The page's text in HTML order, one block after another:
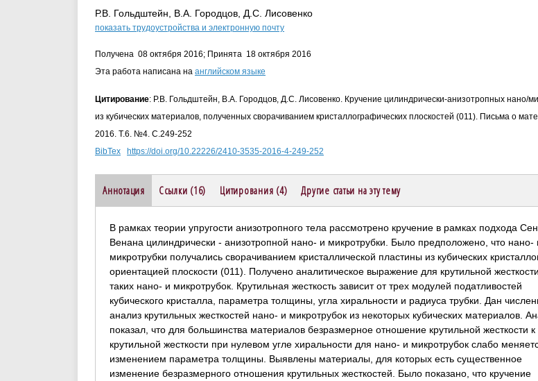
Р.В. Гольдштейн, В.А. Городцов, Д.С. Лисовенко
показать трудоустройства и электронную почту
Получена 08 октября 2016; Принята 18 октября 2016
Эта работа написана на английском языке
Цитирование: Р.В. Гольдштейн, В.А. Городцов, Д.С. Лисовенко. Кручение цилиндрически-анизотропных нано/
из кубических материалов, полученных сворачиванием кристаллографических плоскостей (011). Письма о
2016. Т.6. №4. С.249-252
BibTex
https://doi.org/10.22226/2410-3535-2016-4-249-252
Аннотация Ссылки (16) Цитирования (4) Другие статьи на эту тему
В рамках теории упругости анизотропного тела рассмотрено кручение в рамках подхода
Венана цилиндрически - анизотропной нано- и микротрубки. Было предположено, что нано-
микротрубки получались сворачиванием кристаллической пластины из кубических
ориентацией плоскости (011). Получено аналитическое выражение для крутильной
таких нано- и микротрубок. Крутильная жесткость зависит от трех модулей податливостей
кубического кристалла, параметра толщины, угла хиральности и радиуса трубки. Дан
анализ крутильных жесткостей нано- и микротрубок из некоторых кубических материалов.
показал, что для большинства материалов безразмерное отношение крутильной жесткости к
крутильной жесткости при нулевом угле хиральности для нано- и микротрубок слабо
изменением параметра толщины. Выявлены материалы, для которых есть существенное
изменение безразмерного отношения крутильных жесткостей. Было показано, что кручение